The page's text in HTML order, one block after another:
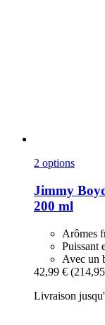
2 options
Jimmy
200 ml
Arômes
Puissant
Avec un
42,99 €
Livraison